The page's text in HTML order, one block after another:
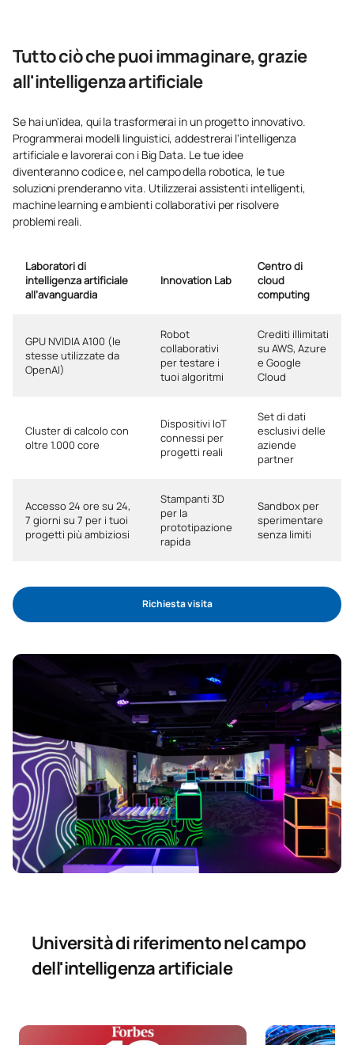
C0442533
Application of Artificial
Intelligence: Robotics and
OP
C0442534
Imprenditoria digitale /
Digital Entrepreneurship
TOTALE:
*Carattere: FB:Formazione di base, Ob: Obbligatorio, Op:
Opzionale
Tutto ciò che puoi immaginare, grazie
all'intelligenza artificiale
Se hai un'idea, qui la trasformerai in un progetto innovativo.
Programmerai modelli linguistici, addestrerai l'intelligenza
artificiale e lavorerai con i Big Data. Le tue idee
diventeranno codice e, nel campo della robotica, le tue
soluzioni prenderanno vita. Utilizzerai assistenti intelligenti,
machine learning e ambienti collaborativi per risolvere
problemi reali.
Laboratori di
intelligenza artificiale
all’avanguardia
Innovation Lab
Centro di
cloud
computing
GPU NVIDIA A100 (le
stesse utilizzate da
OpenAI)
Robot
collaborativi
per testare i
tuoi algoritmi
Crediti illimitati
su AWS, Azure
e Google
Cloud
Cluster di calcolo con
oltre 1.000 core
Dispositivi IoT
connessi per
progetti reali
Set di dati
esclusivi delle
aziende
partner
Accesso 24 ore su 24,
7 giorni su 7 per i tuoi
progetti più ambiziosi
Stampanti 3D
per la
prototipazione
rapida
Sandbox per
sperimentare
senza limiti
Richiesta visita
Università di riferimento nel campo
dell'intelligenza artificiale